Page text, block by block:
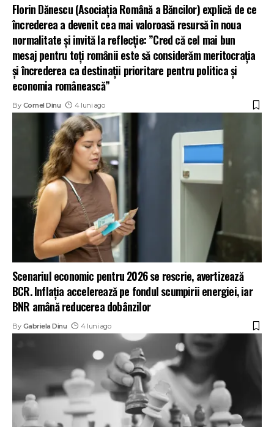
Florin Dănescu (Asociația Română a Băncilor) explică de ce
încrederea a devenit cea mai valoroasă resursă în noua
normalitate și invită la reflecție: ”Cred că cel mai bun
mesaj pentru toți românii este să considerăm meritocrația
și încrederea ca destinații prioritare pentru politica și
economia românească”
By Cornel Dinu 4 luni ago
Scenariul economic pentru 2026 se rescrie, avertizează
BCR. Inflația accelerează pe fondul scumpirii energiei, iar
BNR amână reducerea dobânzilor
By Gabriela Dinu 4 luni ago